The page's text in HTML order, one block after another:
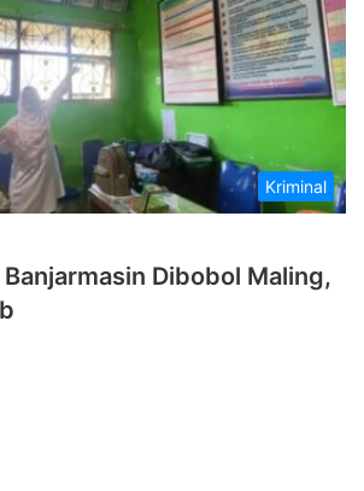
Kriminal
Banjarmasin Dibobol Maling,